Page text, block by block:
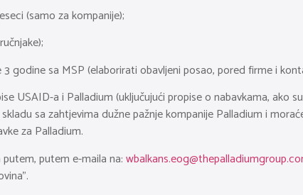
(samo za kompanije);
godine sa MSP (elaborirati obavljeni posao, pored firme i
USAID-a i Palladium (uključujući propise o nabavkama, ako
sa zahtjevima dužne pažnje kompanije Palladium i
za Palladium.
putem e-maila na: